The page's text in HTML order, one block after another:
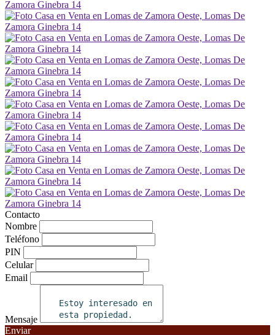
Contacto
Nombre
Teléfono
PIN
Celular
Email
Mensaje
Enviar